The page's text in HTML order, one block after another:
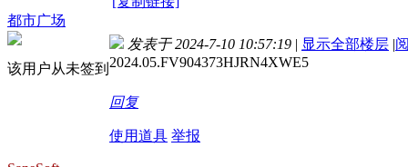
都市广场
该用户从未签到
发表于 2024-7-10 10:57:19 | 显示全部楼层 |
2024.05.FV904373HJRN4XWE5
回复
使用道具 举报